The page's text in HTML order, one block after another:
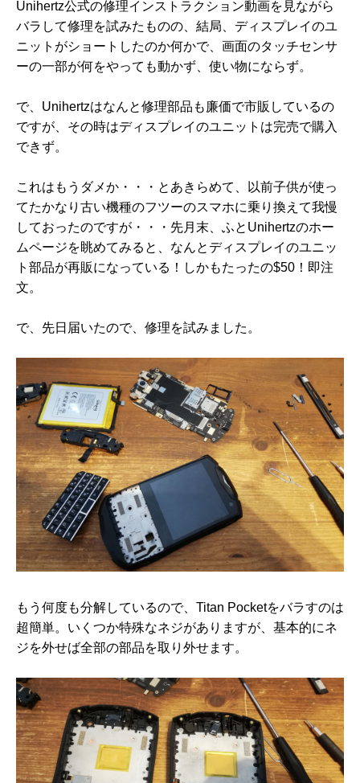
Unihertz公式の修理インストラクション動画を見ながら
バラして修理を試みたものの、結局、ディスプレイのユ
ニットがショートしたのか何かで、画面のタッチセンサ
ーの一部が何をやっても動かず、使い物にならず。
で、 Unihertzはなんと修理部品も廉価で市販 しているの
ですが、その時はディスプレイのユニットは完売で購入
できず。
これはもうダメか・・・とあきらめて、以前子供が使っ
てたかなり古い機種のフツーのスマホに乗り換えて我慢
しておったのですが・・・先月末、ふとUnihertzのホー
ムページを眺めてみると、なんとディスプレイのユニッ
ト部品が再販になっている！しかもたったの$50！即注
文。
で、先日届いたので、修理を試みました。
もう何度も分解しているので、Titan Pocketをバラすのは
超簡単。いくつか特殊なネジがありますが、基本的にネ
ジを外せば全部の部品を取り外せます。